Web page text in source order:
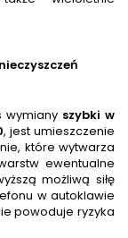
wymiany szybki w
, jest umieszczenie
które wytwarza
ewentualne
możliwą siłę
w autoklawie
powoduje ryzyka